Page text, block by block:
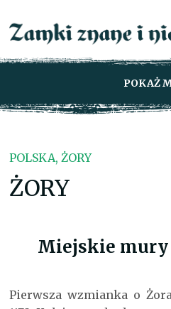
POKAŻ
POLSKA, ŻORY
ŻORY
Miejskie mury
Pierwsza wzmianka o